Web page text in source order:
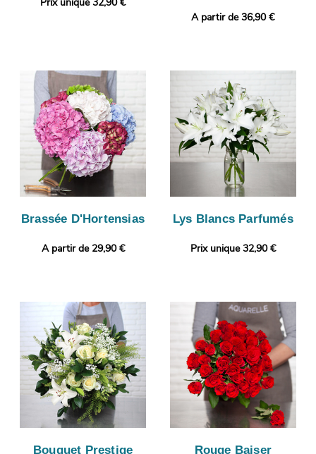
A partir de 36,90 €
Brassée D'Hortensias
A partir de 29,90 €
Lys Blancs Parfumés
Prix unique 32,90 €
Bouquet Prestige Rouge Baiser